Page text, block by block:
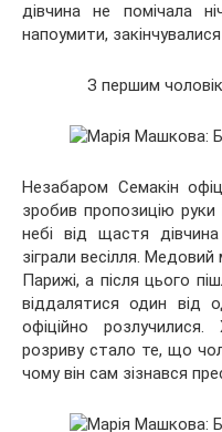
дівчина не помічала
напоумити,
З першим
Незабаром Семакін
зробив пропозицію
небі від щастя
зіграли весілля.
Парижі, а після цього
віддалятися один від
офіційно
розриву стало те, що
чому він сам зізнався